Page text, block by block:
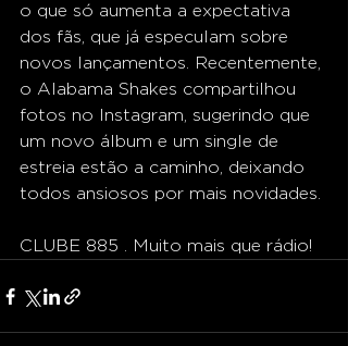
o que só aumenta a expectativa
dos fãs, que já especulam sobre
novos lançamentos. Recentemente,
o Alabama Shakes compartilhou
fotos no Instagram, sugerindo que
um novo álbum e um single de
estreia estão a caminho, deixando
todos ansiosos por mais novidades.
CLUBE 885 . Muito mais que rádio!